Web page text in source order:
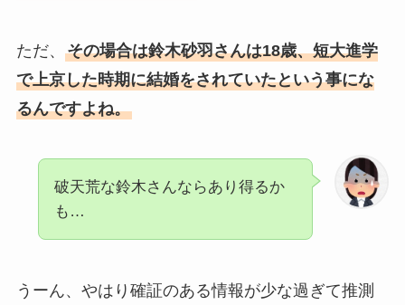
ただ、 その場合は鈴木砂羽さんは18歳、短大進学
で上京した時期に結婚をされていたという事にな
るんですよね。
破天荒な鈴木さんならあり得るか
も…
うーん、やはり確証のある情報が少な過ぎて推測